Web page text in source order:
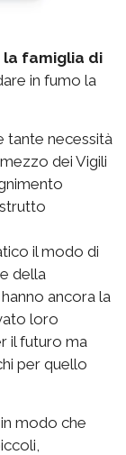
la famiglia di
in fumo la
tante necessità
dei Vigili
il modo di
della
ancora la
loro
il futuro ma
per quello
modo che